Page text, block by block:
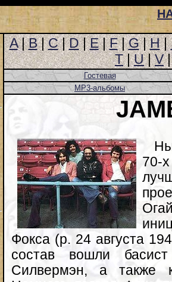
A|B|C|D|E|F|G|H|
T|U|V
Гостевая
MP3-альбомы
70-
Фокса (р. 24 августа
состав вошли
Силвермэн, а также